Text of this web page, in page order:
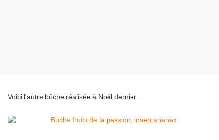
Voici l'autre bûche réalisée à Noël dernier...